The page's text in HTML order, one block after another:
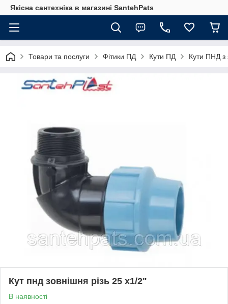
Якісна сантехніка в магазині SantehPats
Товари та послуги Фітики ПД Кути ПД Кути ПНД з
Кут пнд зовнішня різь 25 х1/2"
В наявності